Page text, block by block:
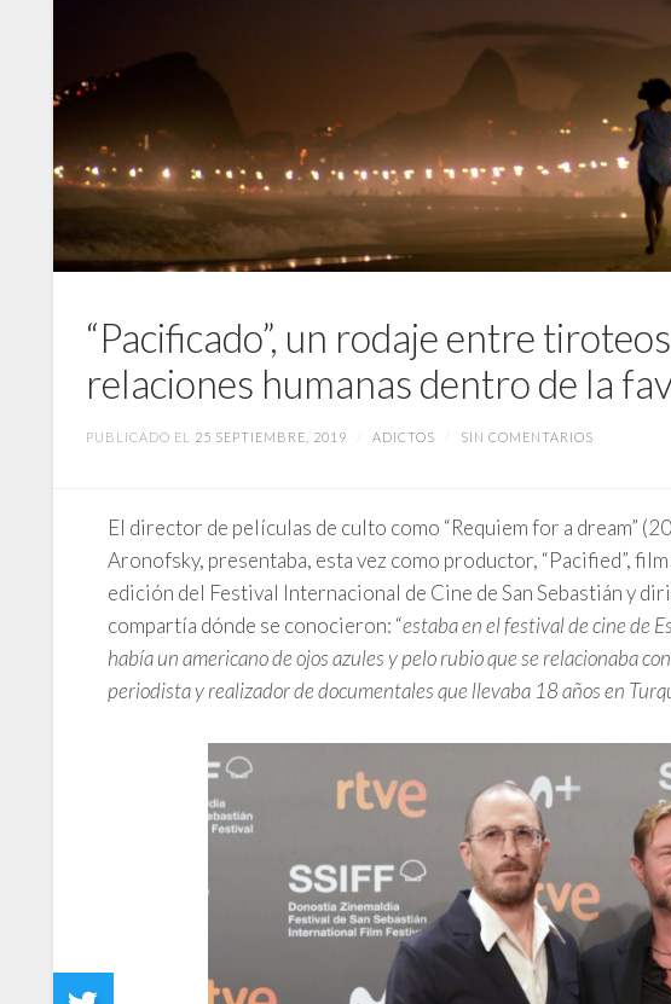
“Pacificado”, un rodaje entre
relaciones humanas dentro de la
PUBLICADO EL 25 SEPTIEMBRE, 2019 ADICTOS SIN COMENTARIOS
El director de películas de culto como “Requiem for a dream”
Aronofsky, presentaba, esta vez como productor, “Pacified”,
edición del Festival Internacional de Cine de San Sebastián y
compartía dónde se conocieron: “estaba en el festival de cine de
había un americano de ojos azules y pelo rubio que se relacionaba
periodista y realizador de documentales que llevaba 18 años en